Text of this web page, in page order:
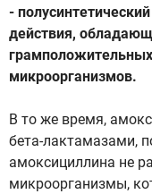
-
действия,
микроорганизмов.
В то же время,
бета-лактамазами,
амоксициллина не
микроорганизмы,